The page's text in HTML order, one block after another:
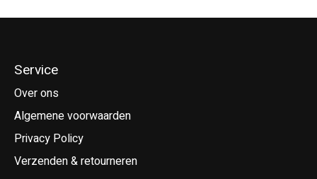
Service
Over ons
Algemene voorwaarden
Privacy Policy
Verzenden & retourneren